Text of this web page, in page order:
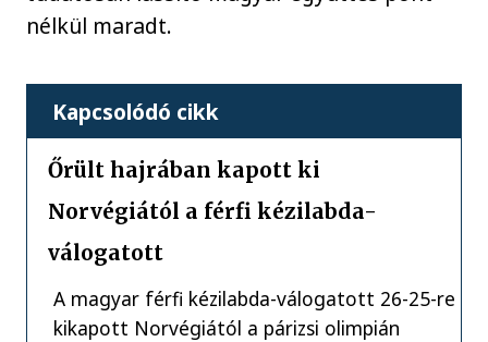
nélkül maradt.
Kapcsolódó cikk
Őrült hajrában kapott ki
Norvégiától a férfi kézilabda-
válogatott
A magyar férfi kézilabda-válogatott 26-25-re
kikapott Norvégiától a párizsi olimpián